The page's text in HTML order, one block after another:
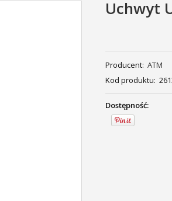
Uchwyt
Producent: ATM
Kod produktu:
Dostępność: